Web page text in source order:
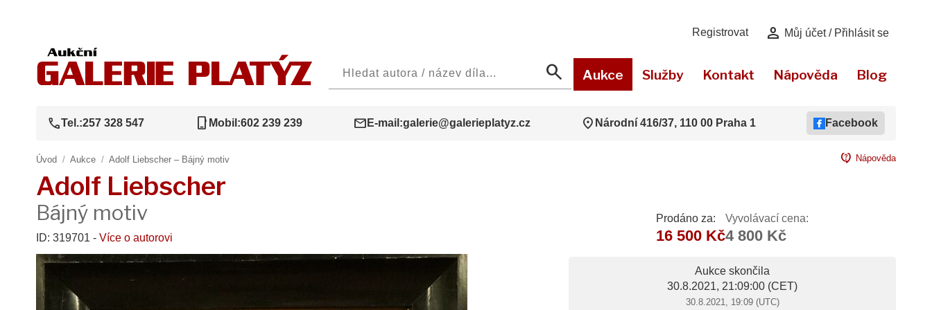
Registrovat person Můj účet / Přihlásit se
search Aukce Služby Kontakt Nápověda Blog
callTel.:257 328 547 phone_iphone Mobil:602 239 239 mail E-mail:galerie@galerieplatyz.cz location_on Národní 416/37, 110 00 Praha 1 Facebook
Úvod / Aukce / Adolf Liebscher – Bájný motiv contact_support Nápověda
Adolf Liebscher
Bájný motiv
ID: 319701 - Více o autorovi
Prodáno za:
16 500 Kč
Vyvolávací cena:
4 800 Kč
Aukce skončila
30.8.2021, 21:09:00 (CET)
30.8.2021, 19:09 (UTC)